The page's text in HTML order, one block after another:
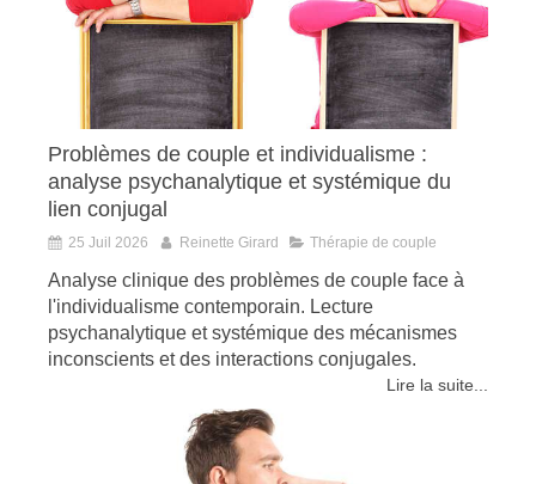
Problèmes de couple et individualisme :
analyse psychanalytique et systémique du
lien conjugal
25 Juil 2026 Reinette Girard Thérapie de couple
Analyse clinique des problèmes de couple face à
l'individualisme contemporain. Lecture
psychanalytique et systémique des mécanismes
inconscients et des interactions conjugales.
Lire la suite...